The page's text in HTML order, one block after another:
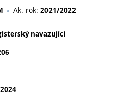
Ak. rok: 2021/2022
navazující